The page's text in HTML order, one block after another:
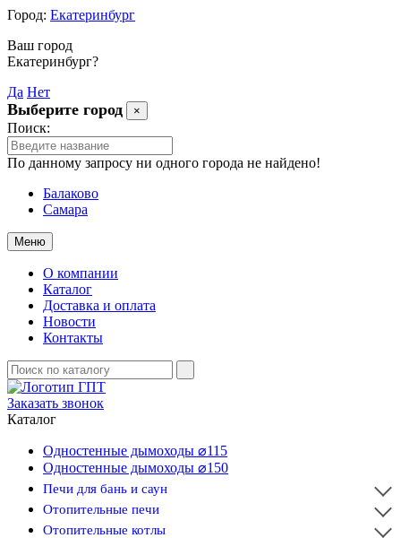
Город: Екатеринбург
Ваш город
Екатеринбург?
Да Нет
Выберите город ×
Поиск:
По данному запросу ни одного города не найдено!
Балаково
Самара
Меню
О компании
Каталог
Доставка и оплата
Новости
Контакты
Заказать звонок
Каталог
Одностенные дымоходы ⌀115
Одностенные дымоходы ⌀150
Печи для бань и саун
Отопительные печи
Отопительные котлы